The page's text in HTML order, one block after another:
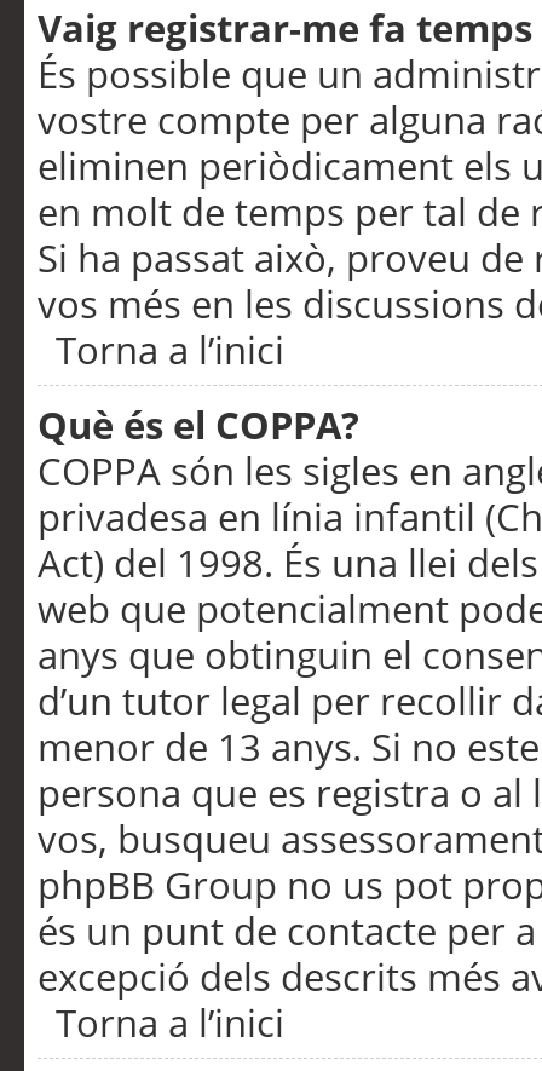
Vaig registrar-me fa
És possible que un
vostre compte per alguna
eliminen periòdicament els
en molt de temps per tal de
Si ha passat això, proveu
vos més en les discussions
Torna a l’inici
Què és el COPPA?
COPPA són les sigles en
privadesa en línia infantil
Act) del 1998. És una llei
web que potencialment
anys que obtinguin el
d’un tutor legal per recollir
menor de 13 anys. Si no
persona que es registra o
vos, busqueu
phpBB Group no us pot
és un punt de contacte per
excepció dels descrits més
Torna a l’inici